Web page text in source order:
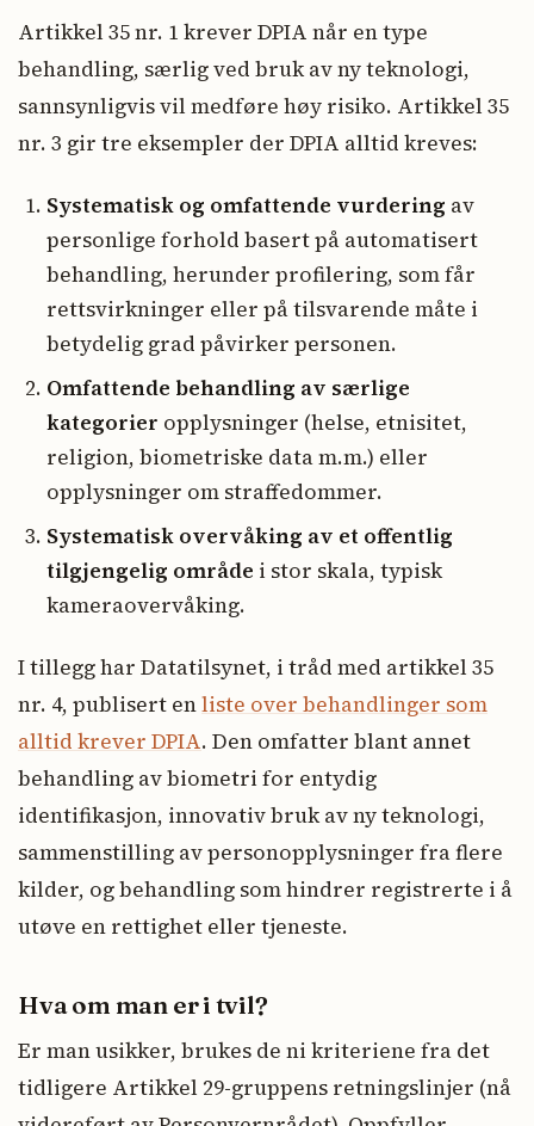
Artikkel 35 nr. 1 krever DPIA når en type
behandling, særlig ved bruk av ny teknologi,
sannsynligvis vil medføre høy risiko. Artikkel 35
nr. 3 gir tre eksempler der DPIA alltid kreves:
Systematisk og omfattende vurdering av
personlige forhold basert på automatisert
behandling, herunder profilering, som får
rettsvirkninger eller på tilsvarende måte i
betydelig grad påvirker personen.
Omfattende behandling av særlige
kategorier opplysninger (helse, etnisitet,
religion, biometriske data m.m.) eller
opplysninger om straffedommer.
Systematisk overvåking av et offentlig
tilgjengelig område i stor skala, typisk
kameraovervåking.
I tillegg har Datatilsynet, i tråd med artikkel 35
nr. 4, publisert enliste over behandlinger som
alltid krever DPIA. Den omfatter blant annet
behandling av biometri for entydig
identifikasjon, innovativ bruk av ny teknologi,
sammenstilling av personopplysninger fra flere
kilder, og behandling som hindrer registrerte i å
utøve en rettighet eller tjeneste.
Hva om man er i tvil?
Er man usikker, brukes de ni kriteriene fra det
tidligere Artikkel 29-gruppens retningslinjer (nå